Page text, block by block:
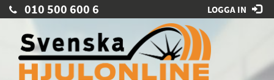
010 500 600 6 LOGGA IN